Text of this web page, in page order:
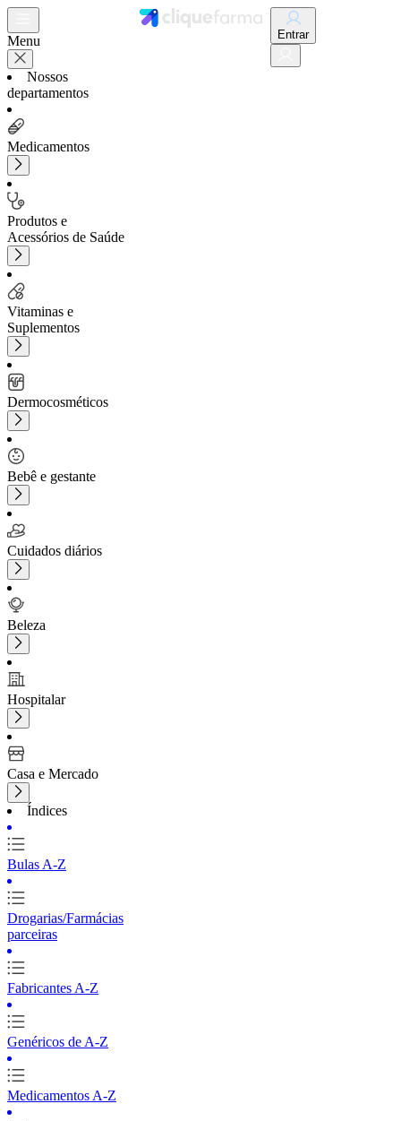
Menu
Nossos
departamentos
Medicamentos
Produtos e
Acessórios de Saúde
Vitaminas e
Suplementos
Dermocosméticos
Bebê e gestante
Cuidados diários
Beleza
Hospitalar
Casa e Mercado
Índices
Bulas A-Z
Drogarias/Farmácias
parceiras
Fabricantes A-Z
Genéricos de A-Z
Medicamentos A-Z
Entrar